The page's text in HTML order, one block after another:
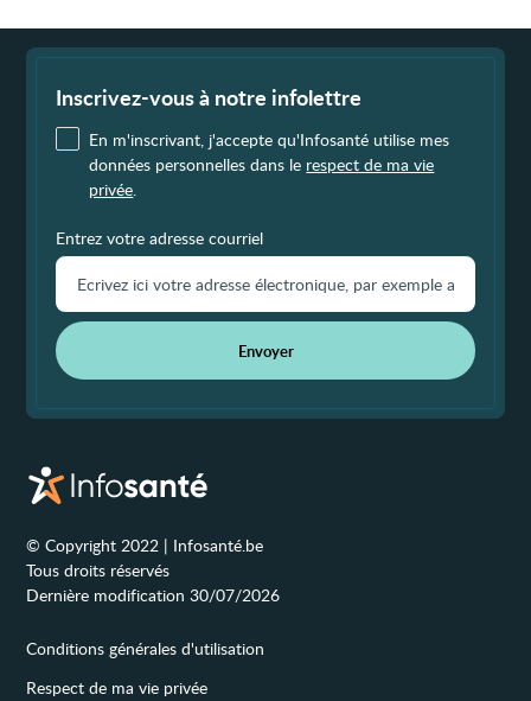
Inscrivez-vous à notre infolettre
En m'inscrivant, j'accepte qu'Infosanté utilise mes
données personnelles dans le respect de ma vie
privée.
Entrez votre adresse courriel
Envoyer
© Copyright 2022 | Infosanté.be
Tous droits réservés
Dernière modification 30/07/2026
Conditions générales d'utilisation
Respect de ma vie privée